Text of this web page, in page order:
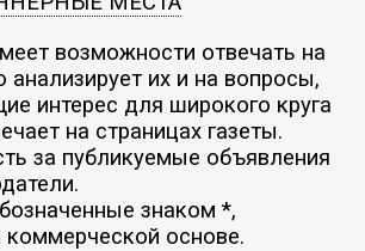
возможности отвечать на
анализирует их и на вопросы,
интерес для широкого круга
на страницах газеты.
за публикуемые объявления
знаком *,
коммерческой основе.